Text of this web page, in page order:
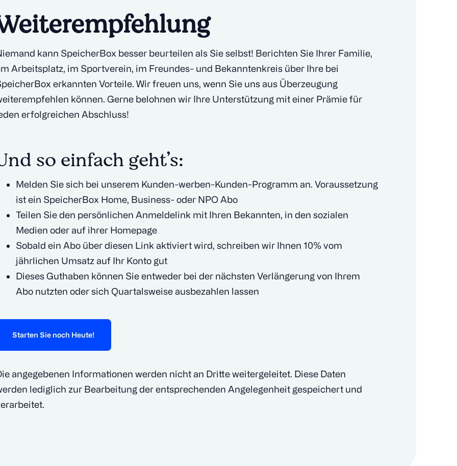
kann SpeicherBox besser beurteilen als Sie selbst! Berichten Sie Ihrer Familie,
Arbeitsplatz, im Sportverein, im Freundes- und Bekanntenkreis über Ihre bei
erkannten Vorteile. Wir freuen uns, wenn Sie uns aus Überzeugung
können. Gerne belohnen wir Ihre Unterstützung mit einer Prämie für
erfolgreichen Abschluss!
so einfach geht’s:
Melden Sie sich bei unserem Kunden-werben-Kunden-Programm an. Voraussetzung
ist ein SpeicherBox Home, Business- oder NPO Abo
Teilen Sie den persönlichen Anmeldelink mit Ihren Bekannten, in den sozialen
Medien oder auf ihrer Homepage
Sobald ein Abo über diesen Link aktiviert wird, schreiben wir Ihnen 10% vom
jährlichen Umsatz auf Ihr Konto gut
Dieses Guthaben können Sie entweder bei der nächsten Verlängerung von Ihrem
Abo nutzten oder sich Quartalsweise ausbezahlen lassen
Starten Sie noch Heute!
angegebenen Informationen werden nicht an Dritte weitergeleitet. Diese Daten
lediglich zur Bearbeitung der entsprechenden Angelegenheit gespeichert und